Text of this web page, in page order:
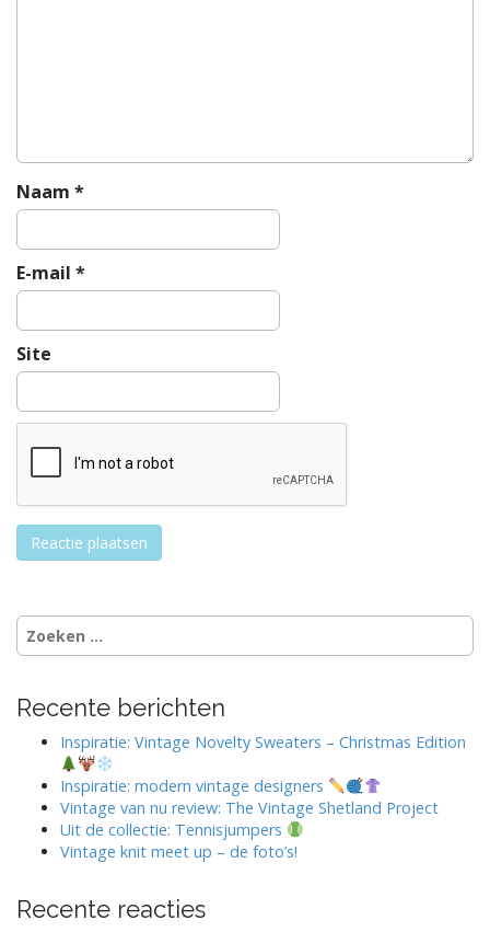
Naam *
E-mail *
Site
Zoeken
naar:
Recente berichten
Inspiratie: Vintage Novelty Sweaters – Christmas Edition
Inspiratie: modern vintage designers
Vintage van nu review: The Vintage Shetland Project
Uit de collectie: Tennisjumpers
Vintage knit meet up – de foto’s!
Recente reacties